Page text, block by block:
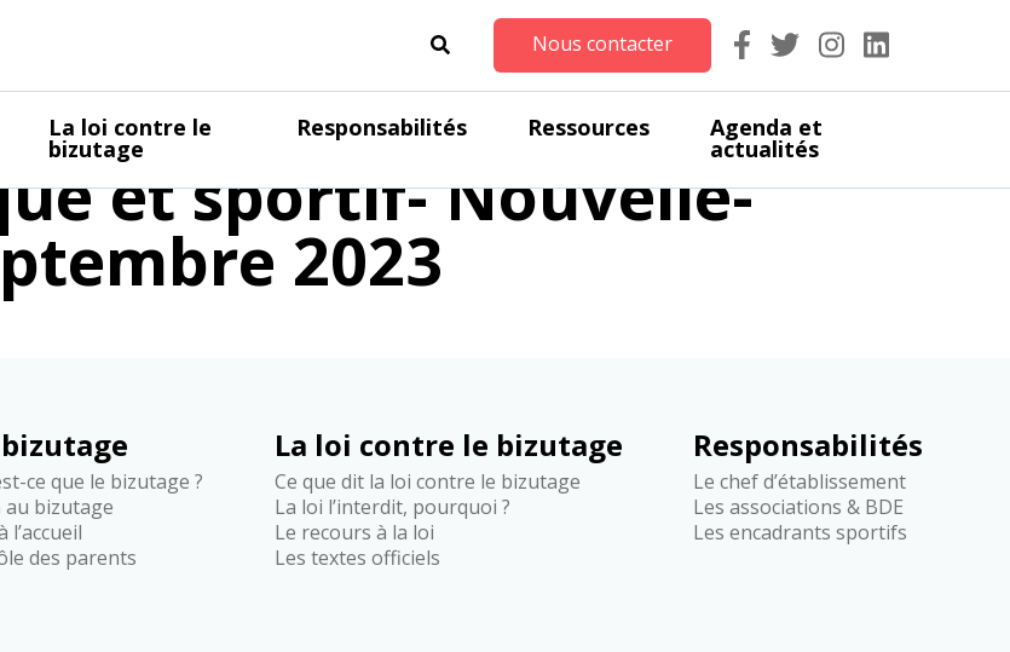
Nous contacter
La loi contre le
bizutage
Responsabilités Ressources Agenda et
actualités
le CROS -comité
et sportif- Nouvelle-
2023
ce que le bizutage ?
au bizutage
l’accueil
des parents
La loi contre le bizutage
Ce que dit la loi contre le bizutage
La loi l’interdit, pourquoi ?
Le recours à la loi
Les textes officiels
Responsabilités
Le chef d’établissement
Les associations & BDE
Les encadrants sportifs